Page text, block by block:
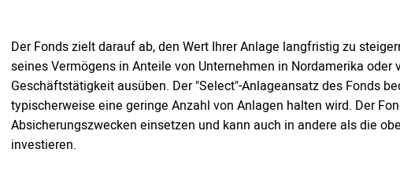
Der Fonds zielt darauf ab, den Wert Ihrer Anlage langfristig zu
seines Vermögens in Anteile von Unternehmen in Nordamerika
Geschäftstätigkeit ausüben. Der "Select"-Anlageansatz des Fonds
typischerweise eine geringe Anzahl von Anlagen halten wird. Der
Absicherungszwecken einsetzen und kann auch in andere als die
investieren.